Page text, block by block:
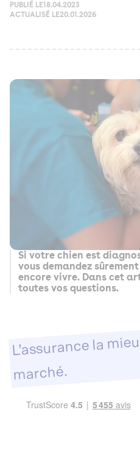
PUBLIÉ LE18.04.2023
ACTUALISÉ LE20.01.2026
Si votre chien est
vous demandez
encore vivre. Dans cet
toutes vos questions.
L’assurance la
marché.